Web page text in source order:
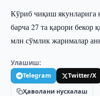
Кўриб чиқиш якунларига
барча 27 та қарори
млн сўмлик жарималар
Улашиш:
Telegram Twitter/X
Ҳаволани нусхалаш